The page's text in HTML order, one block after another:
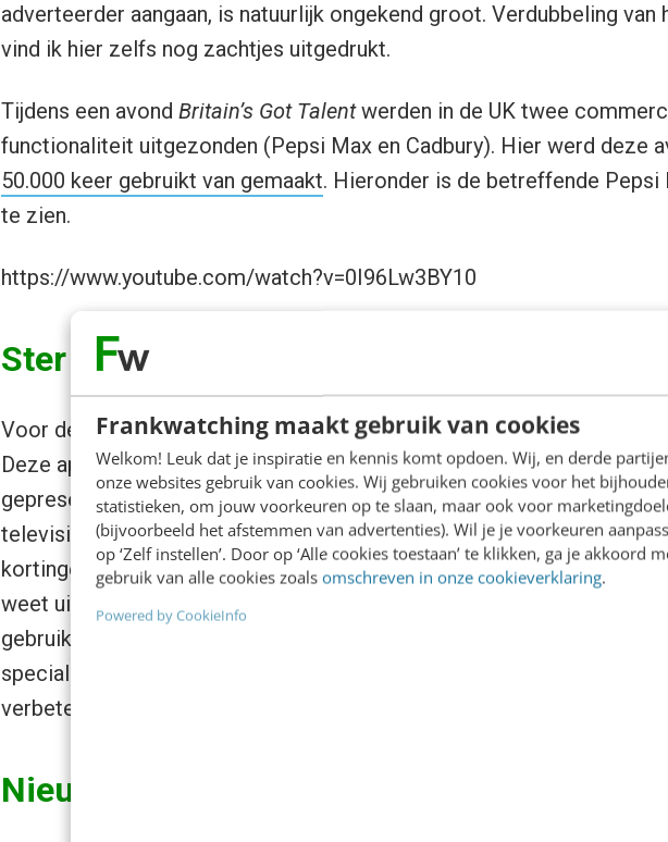
Frankwatching maakt gebruik van cookies
Welkom! Leuk dat je inspiratie en kennis komt opdoen. Wij, en derde
onze websites gebruik van cookies. Wij gebruiken cookies voor het
statistieken, om jouw voorkeuren op te slaan, maar ook voor
(bijvoorbeeld het afstemmen van advertenties). Wil je je voorkeuren
op ‘Zelf instellen’. Door op ‘Alle cookies toestaan’ te klikken, ga je akkoord
gebruik van alle cookies zoals omschreven in onze cookieverklaring.
Powered by CookieInfo
adverteerder aangaan, is natuurlijk ongekend groot. Verdubbeling van
vind ik hier zelfs nog zachtjes uitgedrukt.
Tijdens een avond Britain’s Got Talentwerden in de UK twee
functionaliteit uitgezonden (Pepsi Max en Cadbury). Hier werd deze
50.000 keer gebruikt van gemaakt. Hieronder is de betreffende
te zien.
https://www.youtube.com/watch?v=0I96Lw3BY10
Ster Extra
Voor de publieke omroep bestaat sinds september dit jaar de tablet
Deze app kan tijdens eenSter Extra Reclameblokworden geopend,
gepresenteerd worden die zijn gekoppeld aan de commercials die
televisie te zien zijn. Gebruikers kunnen zo tijdelijk exclusieve extra’s
kortingen) krijgen. Helaas zijn de resultaten van deze app nog niet te
weet uit ervaring dat STER weinig reclameblokken per dag uitzendt
gebruikt kan worden. En wanneer dit kan, bieden slechts enkele van
speciale aanbiedingen of interactieve mogelijkheden. Hier liggen dus
verbeterpunten en dus kansen!
Nieuwe technologie: onzichtbare